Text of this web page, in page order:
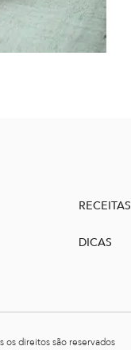
RECEITAS
DICAS
os direitos são reservados